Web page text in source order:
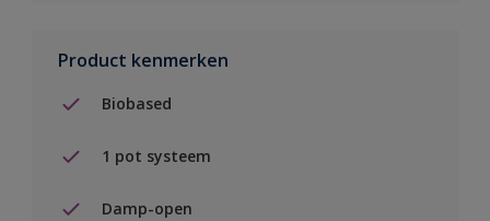
Product kenmerken
Biobased
1 pot systeem
Damp-open